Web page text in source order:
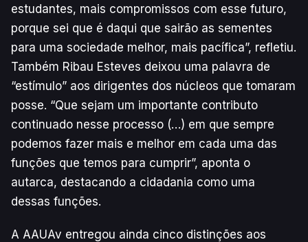
estudantes, mais compromissos com esse futuro,
porque sei que é daqui que sairão as sementes
para uma sociedade melhor, mais pacífica”, refletiu.
Também Ribau Esteves deixou uma palavra de
“estímulo” aos dirigentes dos núcleos que tomaram
posse. “Que sejam um importante contributo
continuado nesse processo (…) em que sempre
podemos fazer mais e melhor em cada uma das
funções que temos para cumprir”, aponta o
autarca, destacando a cidadania como uma
dessas funções.
A AAUAv entregou ainda cinco distinções aos